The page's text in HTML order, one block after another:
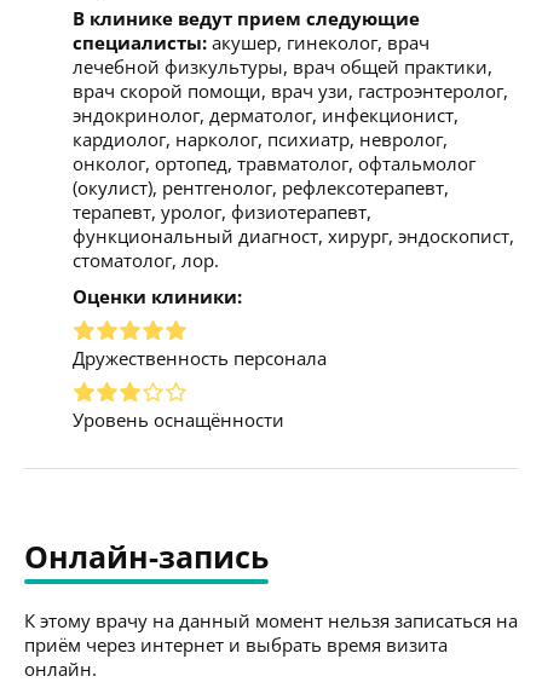
В клинике ведут прием следующие
специалисты: акушер, гинеколог, врач
лечебной физкультуры, врач общей практики,
врач скорой помощи, врач узи, гастроэнтеролог,
эндокринолог, дерматолог, инфекционист,
кардиолог, нарколог, психиатр, невролог,
онколог, ортопед, травматолог, офтальмолог
(окулист), рентгенолог, рефлексотерапевт,
терапевт, уролог, физиотерапевт,
функциональный диагност, хирург, эндоскопист,
стоматолог, лор.
Оценки клиники:
Дружественность персонала
Уровень оснащённости
Онлайн-запись
К этому врачу на данный момент нельзя записаться на
приём через интернет и выбрать время визита
онлайн.